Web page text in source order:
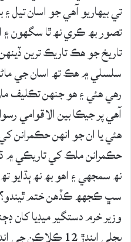
تي بيھاريو آھي جو اسان تيل
تصور بھ ڪري نھ ٿا سگھون ۽
تاريخ جو ھڪ تاريڪ ترين
سلسلي ۾ ھڪ تھ اسان جي
رھي ھئي ۽ ھو جنھن تڪليف
آھي پر جيڪا بين الاقوامي
ھئي يا ان جو انھن حڪمرانن
حڪمرانن ملڪ کي تاريڪي
نھ سمجھي ۽ اھو بھ نھ
سڀ ڪجھھ ڪڏھن ختم
وزير خرم دستگير ميڊيا کان